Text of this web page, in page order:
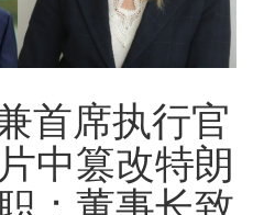
首席执行官
中篡改特朗